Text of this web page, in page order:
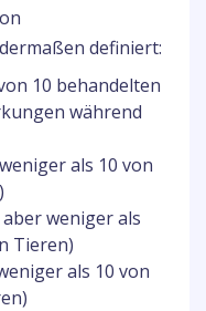
definiert:
10 behandelten
während
als 10 von
weniger als
Tieren)
als 10 von